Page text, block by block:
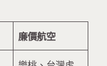
廉價航空